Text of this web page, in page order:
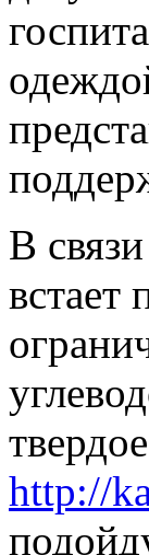
В
встает
http://